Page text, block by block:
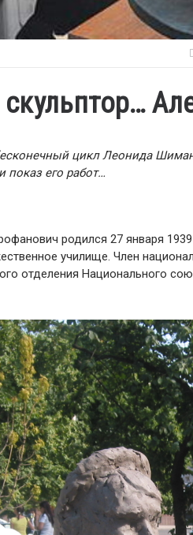
скульптор…
цикл Леонида
показ его работ…
родился 27 января
училище. Член
отделения Национального